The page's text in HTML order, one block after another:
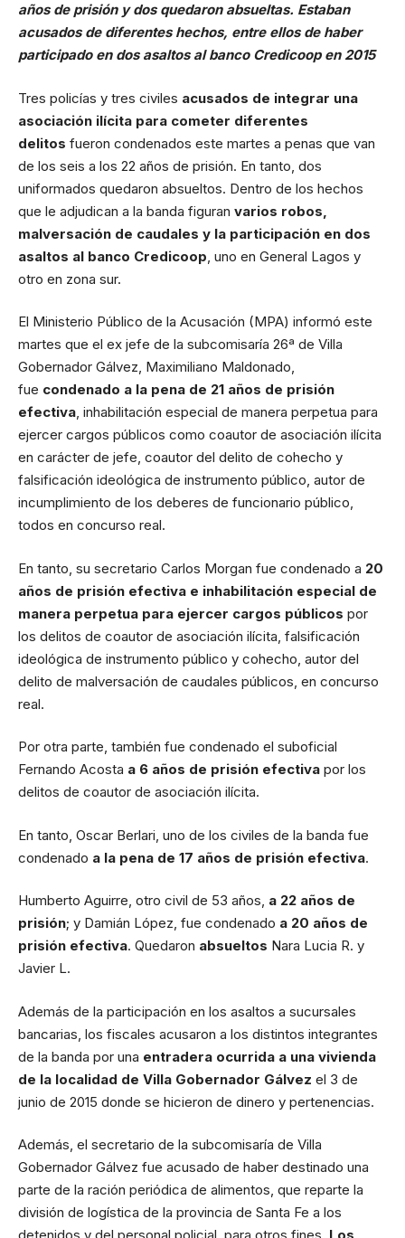
años de prisión y dos quedaron absueltas. Estaban
acusados de diferentes hechos, entre ellos de haber
participado en dos asaltos al banco Credicoop en 2015
Tres policías y tres civiles acusados de integrar una
asociación ilícita para cometer diferentes
delitos fueron condenados este martes a penas que van
de los seis a los 22 años de prisión. En tanto, dos
uniformados quedaron absueltos. Dentro de los hechos
que le adjudican a la banda figuran varios robos,
malversación de caudales y la participación en dos
asaltos al banco Credicoop , uno en General Lagos y
otro en zona sur.
El Ministerio Público de la Acusación (MPA) informó este
martes que el ex jefe de la subcomisaría 26ª de Villa
Gobernador Gálvez, Maximiliano Maldonado,
fue condenado a la pena de 21 años de prisión
efectiva, inhabilitación especial de manera perpetua para
ejercer cargos públicos como coautor de asociación ilícita
en carácter de jefe, coautor del delito de cohecho y
falsificación ideológica de instrumento público, autor de
incumplimiento de los deberes de funcionario público,
todos en concurso real.
En tanto, su secretario Carlos Morgan fue condenado a 20
años de prisión efectiva e inhabilitación especial de
manera perpetua para ejercer cargos públicos por
los delitos de coautor de asociación ilícita, falsificación
ideológica de instrumento público y cohecho, autor del
delito de malversación de caudales públicos, en concurso
real.
Por otra parte, también fue condenado el suboficial
Fernando Acosta a 6 años de prisión efectiva por los
delitos de coautor de asociación ilícita.
En tanto, Oscar Berlari, uno de los civiles de la banda fue
condenado a la pena de 17 años de prisión efectiva.
Humberto Aguirre, otro civil de 53 años, a 22 años de
prisión; y Damián López, fue condenado a 20 años de
prisión efectiva. Quedaron absueltos Nara Lucia R. y
Javier L.
Además de la participación en los asaltos a sucursales
bancarias, los fiscales acusaron a los distintos integrantes
de la banda por una entradera ocurrida a una vivienda
de la localidad de Villa Gobernador Gálvez el 3 de
junio de 2015 donde se hicieron de dinero y pertenencias.
Además, el secretario de la subcomisaría de Villa
Gobernador Gálvez fue acusado de haber destinado una
parte de la ración periódica de alimentos, que reparte la
división de logística de la provincia de Santa Fe a los